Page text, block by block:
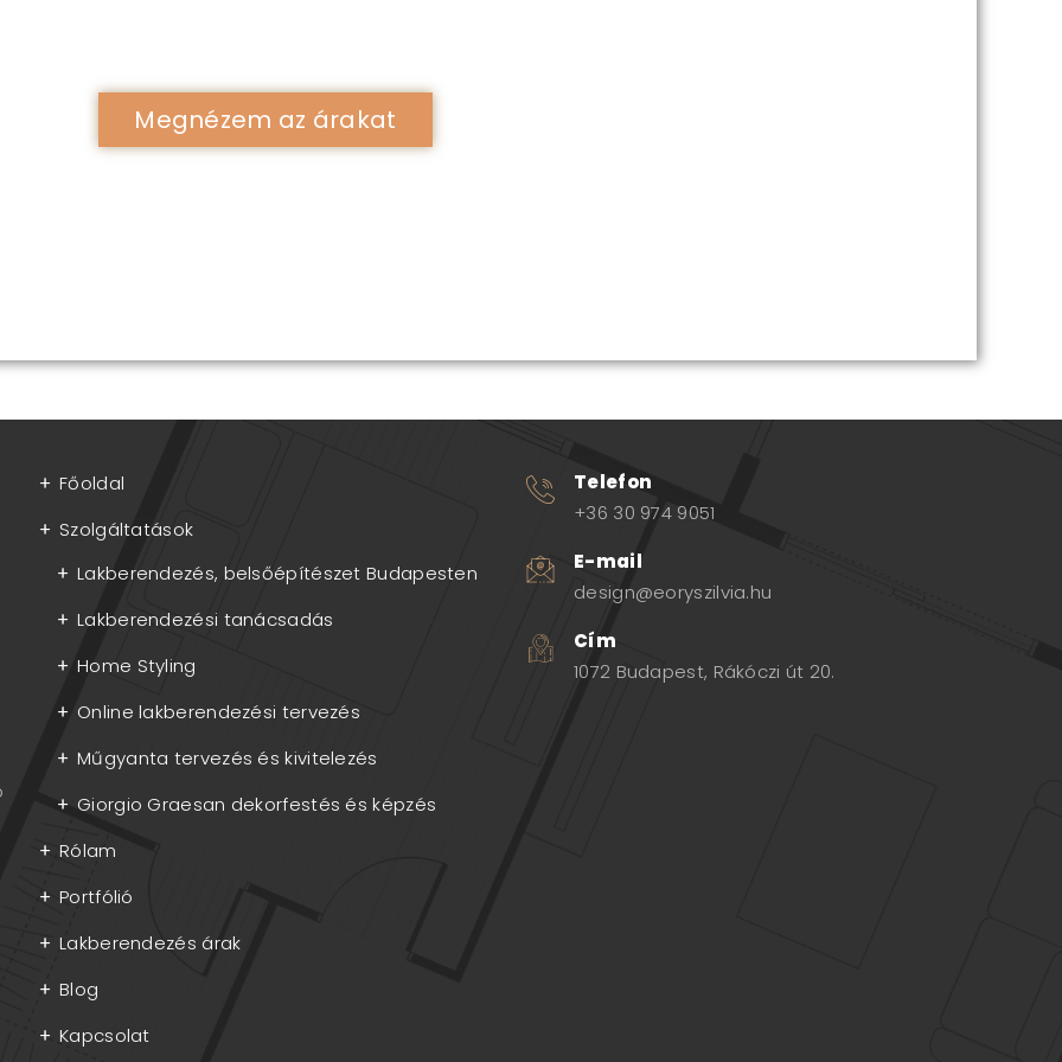
Megnézem az árakat
Főoldal
Szolgáltatások
Lakberendezés, belsőépítészet Budapesten
Lakberendezési tanácsadás
Home Styling
Online lakberendezési tervezés
Műgyanta tervezés és kivitelezés
Giorgio Graesan dekorfestés és képzés
Rólam
Portfólió
Lakberendezés árak
Blog
Kapcsolat
Telefon
+36 30 974 9051
E-mail
design@eoryszilvia.hu
Cím
1072 Budapest, Rákóczi út 20.